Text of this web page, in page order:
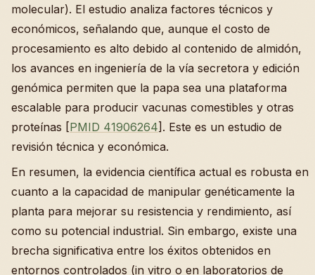
molecular). El estudio analiza factores técnicos y
económicos, señalando que, aunque el costo de
procesamiento es alto debido al contenido de almidón,
los avances en ingeniería de la vía secretora y edición
genómica permiten que la papa sea una plataforma
escalable para producir vacunas comestibles y otras
proteínas [PMID 41906264]. Este es un estudio de
revisión técnica y económica.
En resumen, la evidencia científica actual es robusta en
cuanto a la capacidad de manipular genéticamente la
planta para mejorar su resistencia y rendimiento, así
como su potencial industrial. Sin embargo, existe una
brecha significativa entre los éxitos obtenidos en
entornos controlados (in vitro o en laboratorios de